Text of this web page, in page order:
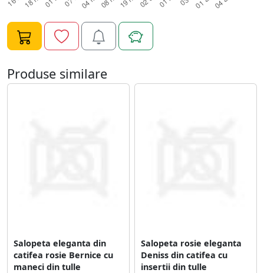
Produse similare
Salopeta eleganta din
catifea rosie Bernice cu
maneci din tulle
Salopeta rosie eleganta
Deniss din catifea cu
insertii din tulle